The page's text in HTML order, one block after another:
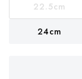
22.5cm
24cm